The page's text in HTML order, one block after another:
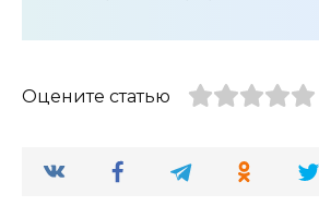
Оцените статью